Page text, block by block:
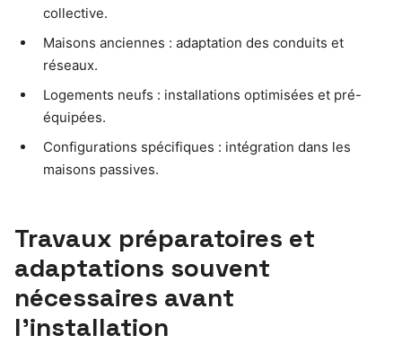
collective.
Maisons anciennes : adaptation des conduits et
réseaux.
Logements neufs : installations optimisées et pré-
équipées.
Configurations spécifiques : intégration dans les
maisons passives.
Travaux préparatoires et
adaptations souvent
nécessaires avant
l’installation